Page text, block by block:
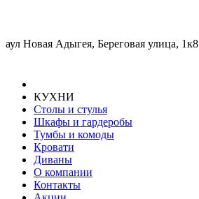
аул Новая Адыгея, Береговая улица, 1к8
КУХНИ
Столы и стулья
Шкафы и гардеробы
Тумбы и комоды
Кровати
Диваны
О компании
Контакты